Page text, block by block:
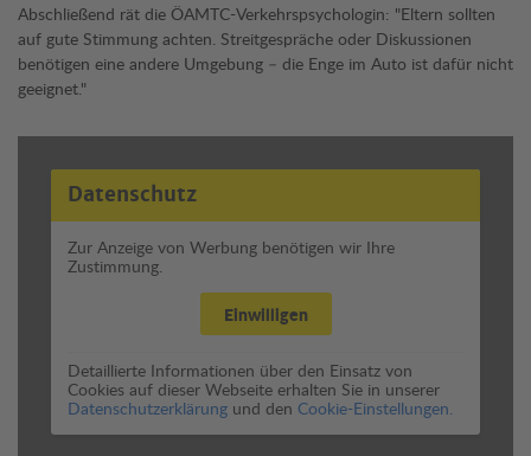
Abschließend rät die ÖAMTC-Verkehrspsychologin: "Eltern sollten
auf gute Stimmung achten. Streitgespräche oder Diskussionen
benötigen eine andere Umgebung – die Enge im Auto ist dafür nicht
geeignet."
Datenschutz
Zur Anzeige von Werbung benötigen wir Ihre
Zustimmung.
Einwilligen
Detaillierte Informationen über den Einsatz von
Cookies auf dieser Webseite erhalten Sie in unserer
Datenschutzerklärung und den Cookie-Einstellungen.